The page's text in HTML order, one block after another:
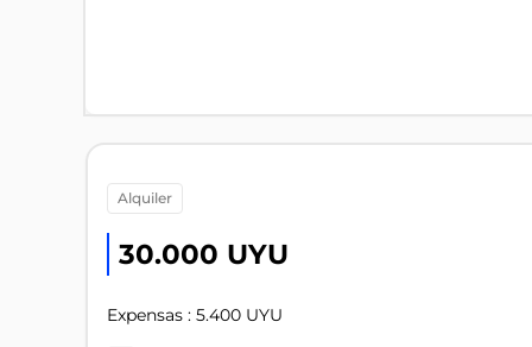
alquiler
30.000 UYU
Expensas : 5.400 UYU